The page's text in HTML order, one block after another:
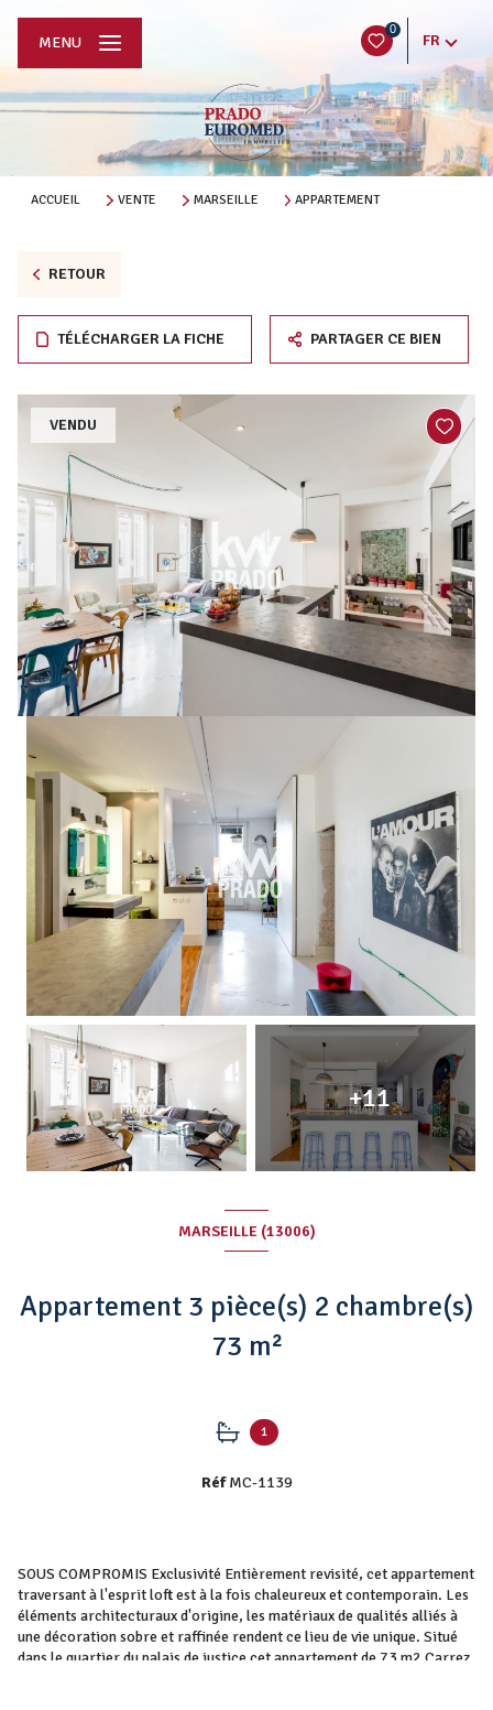
0
FR
MENU
ACCUEIL VENTE MARSEILLE APPARTEMENT
RETOUR
TÉLÉCHARGER LA FICHE PARTAGER CE BIEN
VENDU
+11
MARSEILLE (13006)
Appartement 3 pièce(s) 2 chambre(s)
73 m²
1
RéfMC-1139
SOUS COMPROMIS Exclusivité Entièrement revisité, cet appartement
traversant à l'esprit loft est à la fois chaleureux et contemporain. Les
éléments architecturaux d'origine, les matériaux de qualités alliés à
une décoration sobre et raffinée rendent ce lieu de vie unique. Situé
dans le quartier du palais de justice cet appartement de 73 m2 Carrez